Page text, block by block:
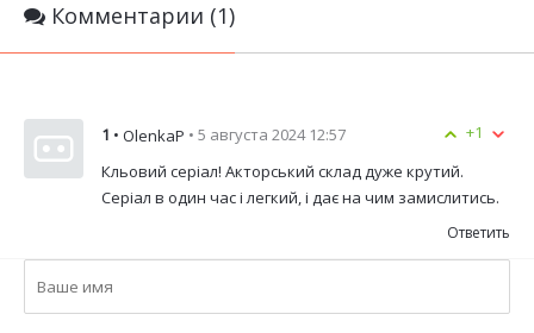
Комментарии (1)
+1
1 • OlenkaP • 5 августа 2024 12:57
Кльовий серіал! Акторський склад дуже крутий.
Серіал в один час і легкий, і дає на чим замислитись.
Ответить